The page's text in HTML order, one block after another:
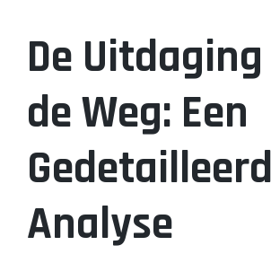
De
de Weg: Een
Analyse